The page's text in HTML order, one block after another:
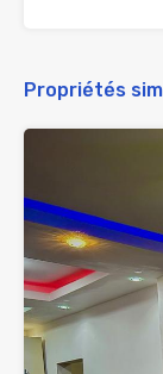
Propriétés